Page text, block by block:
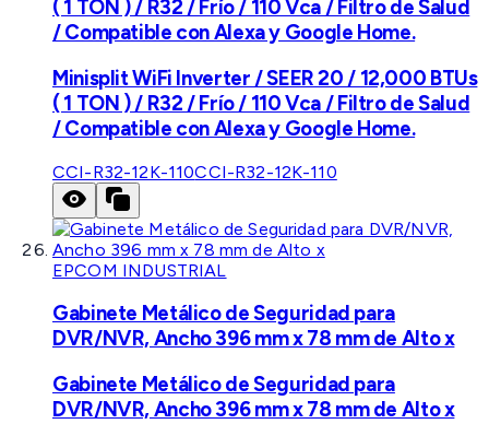
( 1 TON ) / R32 / Frío / 110 Vca / Filtro de Salud
/ Compatible con Alexa y Google Home.
Minisplit WiFi Inverter / SEER 20 / 12,000 BTUs
( 1 TON ) / R32 / Frío / 110 Vca / Filtro de Salud
/ Compatible con Alexa y Google Home.
CCI-R32-12K-110CCI-R32-12K-110
EPCOM INDUSTRIAL
Gabinete Metálico de Seguridad para
DVR/NVR, Ancho 396 mm x 78 mm de Alto x
Gabinete Metálico de Seguridad para
DVR/NVR, Ancho 396 mm x 78 mm de Alto x